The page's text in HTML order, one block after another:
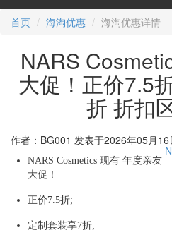
首页 海淘优惠 海淘优惠详情
NARS
大促！正价7.5
折 折扣
作者：BG001 发表于2026年05月16
NARS Cosmetics 现有 年度亲友
大促！
正价7.5折;
定制套装享7折;